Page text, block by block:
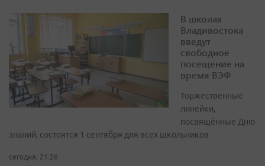
В школах
Владивостока
введут
свободное
посещение на
время ВЭФ
Торжественные
линейки,
посвящённые Дню
знаний, состоятся 1 сентября для всех школьников
сегодня, 21:26